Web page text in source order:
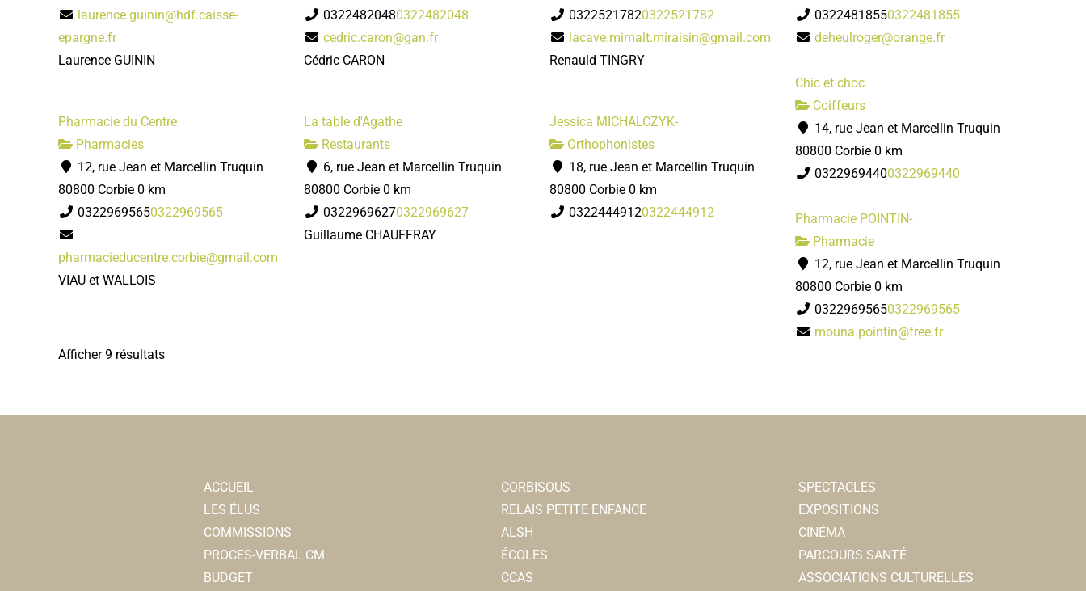
laurence.guinin@hdf.caisse-
epargne.fr
Laurence GUININ
03224820480322482048
cedric.caron@gan.fr
Cédric CARON
03225217820322521782
lacave.mimalt.miraisin@gmail.com
Renauld TINGRY
03224818550322481855
deheulroger@orange.fr
Chic et choc
Coiffeurs
14, rue Jean et Marcellin Truquin
80800 Corbie 0 km
03229694400322969440
Pharmacie du Centre
Pharmacies
12, rue Jean et Marcellin Truquin
80800 Corbie 0 km
03229695650322969565
pharmacieducentre.corbie@gmail.com
VIAU et WALLOIS
La table d'Agathe
Restaurants
6, rue Jean et Marcellin Truquin
80800 Corbie 0 km
03229696270322969627
Guillaume CHAUFFRAY
Jessica MICHALCZYK-
Orthophonistes
18, rue Jean et Marcellin Truquin
80800 Corbie 0 km
03224449120322444912
Pharmacie POINTIN-
Pharmacie
12, rue Jean et Marcellin Truquin
80800 Corbie 0 km
03229695650322969565
mouna.pointin@free.fr
Afficher 9 résultats
ACCUEIL
LES ÉLUS
COMMISSIONS
PROCES-VERBAL CM
BUDGET
CORBISOUS
RELAIS PETITE ENFANCE
ALSH
ÉCOLES
CCAS
SPECTACLES
EXPOSITIONS
CINÉMA
PARCOURS SANTÉ
ASSOCIATIONS CULTURELLES